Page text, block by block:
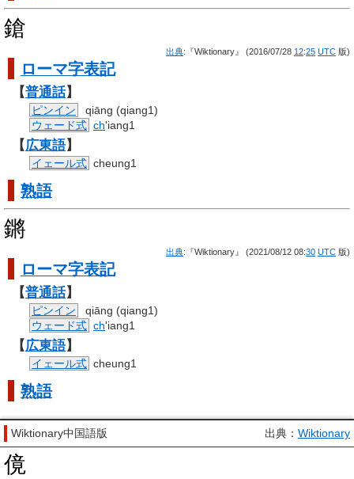
鎗
出典:『Wiktionary』 (2016/07/28 12:25 UTC 版)
ローマ字表記
【普通話】
ピンイン
qiāng (qiang1)
ウェード式 ch'iang1
【広東語】
イェール式 cheung1
熟語
鏘
出典:『Wiktionary』 (2021/08/12 08:30 UTC 版)
ローマ字表記
【普通話】
ピンイン
qiāng (qiang1)
ウェード式 ch'iang1
【広東語】
イェール式 cheung1
熟語
Wiktionary中国語版 出典： Wiktionary
傹